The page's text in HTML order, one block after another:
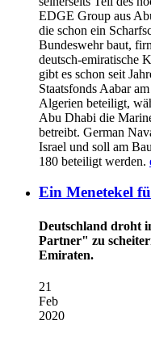
EDGE Group aus
die schon ein
Bundeswehr baut,
deutsch-emiratische
gibt es schon seit
Staatsfonds Aabar
Algerien beteiligt,
Abu Dhabi die
betreibt. German
Israel und soll am
180 beteiligt werden.
Ein Menetekel
Deutschland droht
Partner" zu
Emiraten.
21
Feb
2020